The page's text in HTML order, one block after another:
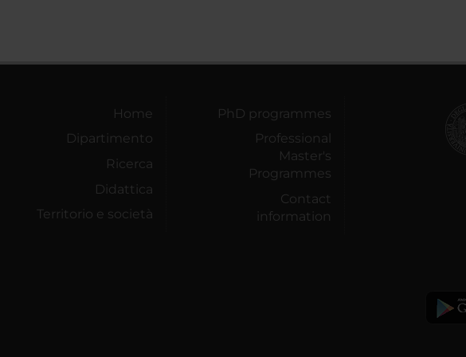
Home
Dipartimento
Ricerca
Didattica
Territorio e società
PhD programmes
Professional
Master's
Programmes
Contact
information